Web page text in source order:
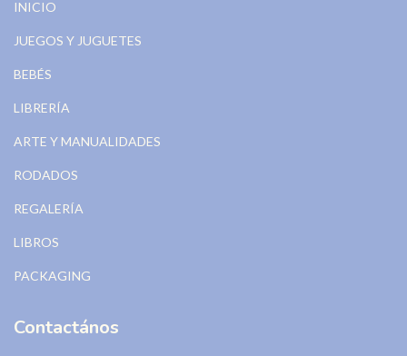
INICIO
JUEGOS Y JUGUETES
BEBÉS
LIBRERÍA
ARTE Y MANUALIDADES
RODADOS
REGALERÍA
LIBROS
PACKAGING
Contactános